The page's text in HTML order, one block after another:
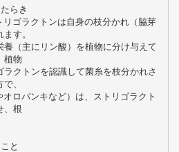
らき
ゴラクトンは自身の枝分かれ（脇芽
す。
（主にリン酸）を植物に分け与えて
植物
クトンを認識して菌糸を枝分かれさ
、
ロバンキなど）は、ストリゴラクト
、根
と